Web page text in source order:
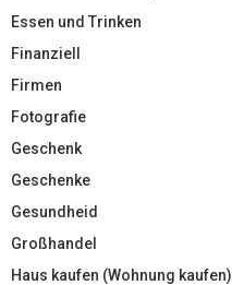
Essen und Trinken
Finanziell
Firmen
Fotografie
Geschenk
Geschenke
Gesundheid
Großhandel
Haus kaufen (Wohnung kaufen)